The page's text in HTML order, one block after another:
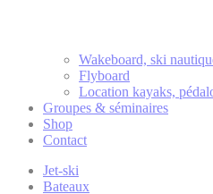
Wakeboard, ski
Flyboard
Location kayaks,
Groupes & séminaires
Shop
Contact
Jet-ski
Bateaux